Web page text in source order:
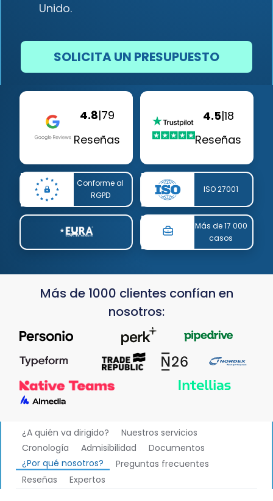
Unido.
SOLICITA UN PRESUPUESTO
4.8|79
Reseñas
4.5|18
Reseñas
Conforme al
RGPD
ISO 27001
Más de 17 000
casos
Más de 1000 clientes confían en
nosotros:
¿A quién va dirigido?
Nuestros servicios
Cronología
Admisibilidad
Documentos
¿Por qué nosotros?
Preguntas frecuentes
Reseñas
Expertos